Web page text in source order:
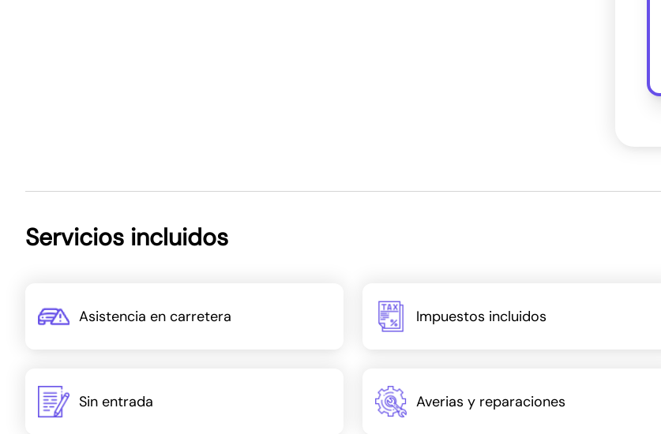
Servicios incluidos
Asistencia en carretera Impuestos incluidos
Sin entrada Averias y reparaciones